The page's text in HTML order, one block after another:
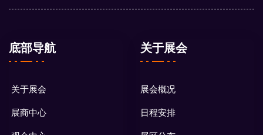
底部导航
关于展会
展商中心
关于展会
展会概况
日程安排